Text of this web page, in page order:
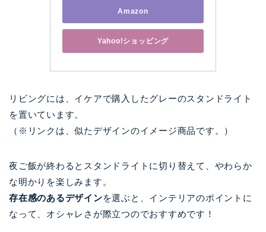
Amazon
Yahoo!ショッピング
リビングには、イケアで購入したグレーのスタンドライト
を置いています。
（※リンクは、似たデザインのイメージ商品です。）
夜ご飯が終わるとスタンドライトに切り替えて、やわらか
な明かりを楽しみます。
存在感のあるデザインを選ぶと、インテリアのポイントに
なって、オシャレさが際立つのでおすすめです！